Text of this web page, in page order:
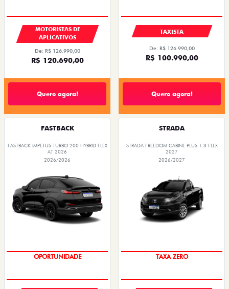
MOTORISTAS DE
APLICATIVOS
De: R$ 126.990,00
R$ 120.690,00
Quero agora!
TAXISTA
De: R$ 126.990,00
R$ 100.990,00
Quero agora!
FASTBACK
FASTBACK IMPETUS TURBO 200 HYBRID FLEX
AT 2026
2026/2026
OPORTUNIDADE
STRADA
STRADA FREEDOM CABINE PLUS 1.3 FLEX
2027
2026/2027
TAXA ZERO